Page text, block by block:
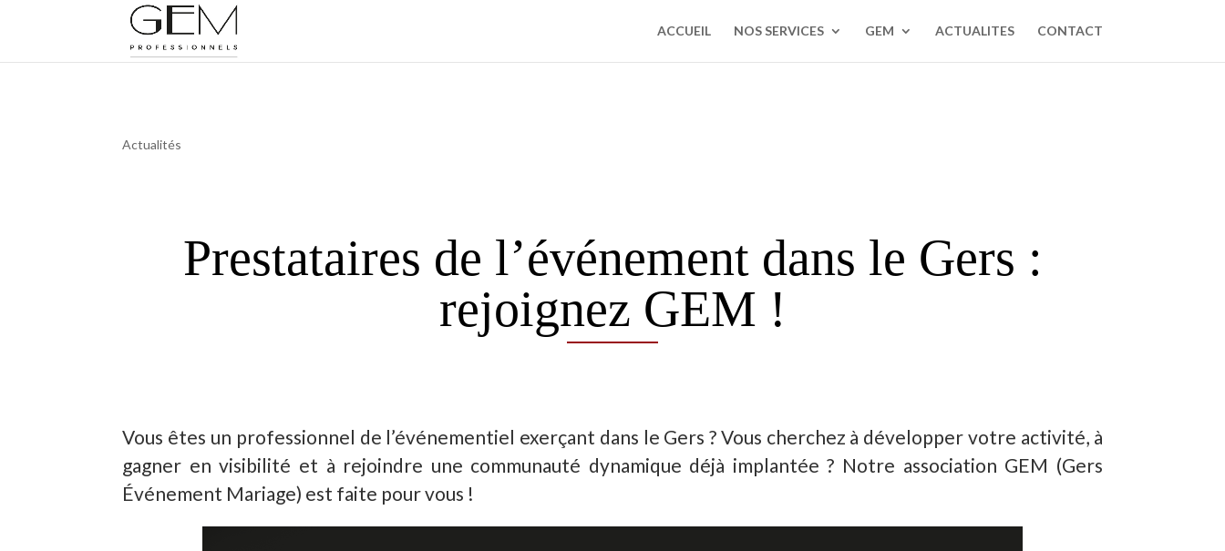
ACCUEIL NOS SERVICES GEM ACTUALITES CONTACT
Actualités
Prestataires de l’événement dans le Gers :
rejoignez GEM !
Vous êtes un professionnel de l’événementiel exerçant dans le Gers ? Vous cherchez à développer votre activité, à
gagner en visibilité et à rejoindre une communauté dynamique déjà implantée ? Notre association GEM (Gers
Événement Mariage) est faite pour vous !